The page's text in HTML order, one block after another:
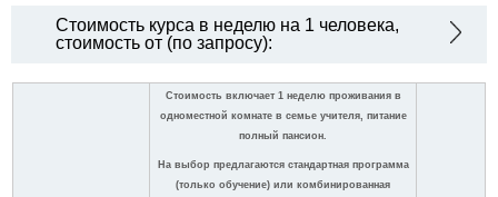
Стоимость курса в неделю на 1 человека,
стоимость от (по запросу):
Стоимость включает 1 неделю проживания в
одноместной комнате в семье учителя, питание
полный пансион.
На выбор предлагаются стандартная программа
(только обучение) или комбинированная